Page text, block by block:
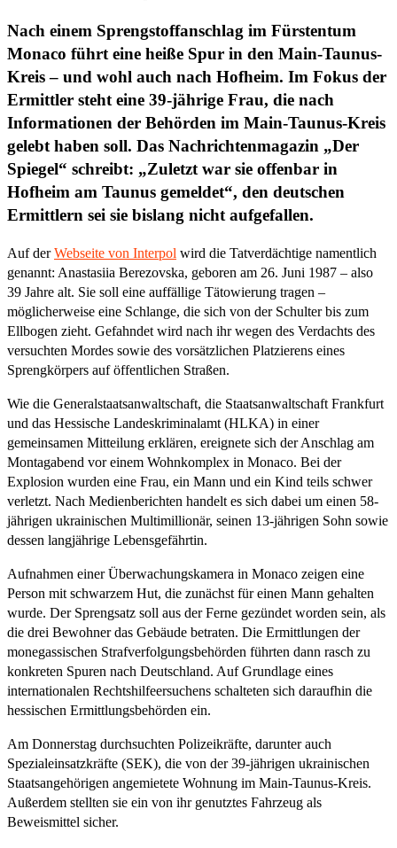
Nach einem Sprengstoffanschlag im Fürstentum
Monaco führt eine heiße Spur in den Main-Taunus-
Kreis – und wohl auch nach Hofheim. Im Fokus der
Ermittler steht eine 39-jährige Frau, die nach
Informationen der Behörden im Main-Taunus-Kreis
gelebt haben soll. Das Nachrichtenmagazin „Der
Spiegel“ schreibt: „Zuletzt war sie offenbar in
Hofheim am Taunus gemeldet“, den deutschen
Ermittlern sei sie bislang nicht aufgefallen.
Auf derWebseite von Interpol wird die Tatverdächtige namentlich
genannt: Anastasiia Berezovska, geboren am 26. Juni 1987 – also
39 Jahre alt. Sie soll eine auffällige Tätowierung tragen –
möglicherweise eine Schlange, die sich von der Schulter bis zum
Ellbogen zieht. Gefahndet wird nach ihr wegen des Verdachts des
versuchten Mordes sowie des vorsätzlichen Platzierens eines
Sprengkörpers auf öffentlichen Straßen.
Wie die Generalstaatsanwaltschaft, die Staatsanwaltschaft Frankfurt
und das Hessische Landeskriminalamt (HLKA) in einer
gemeinsamen Mitteilung erklären, ereignete sich der Anschlag am
Montagabend vor einem Wohnkomplex in Monaco. Bei der
Explosion wurden eine Frau, ein Mann und ein Kind teils schwer
verletzt. Nach Medienberichten handelt es sich dabei um einen 58-
jährigen ukrainischen Multimillionär, seinen 13-jährigen Sohn sowie
dessen langjährige Lebensgefährtin.
Aufnahmen einer Überwachungskamera in Monaco zeigen eine
Person mit schwarzem Hut, die zunächst für einen Mann gehalten
wurde. Der Sprengsatz soll aus der Ferne gezündet worden sein, als
die drei Bewohner das Gebäude betraten. Die Ermittlungen der
monegassischen Strafverfolgungsbehörden führten dann rasch zu
konkreten Spuren nach Deutschland. Auf Grundlage eines
internationalen Rechtshilfeersuchens schalteten sich daraufhin die
hessischen Ermittlungsbehörden ein.
Am Donnerstag durchsuchten Polizeikräfte, darunter auch
Spezialeinsatzkräfte (SEK), die von der 39-jährigen ukrainischen
Staatsangehörigen angemietete Wohnung im Main-Taunus-Kreis.
Außerdem stellten sie ein von ihr genutztes Fahrzeug als
Beweismittel sicher.